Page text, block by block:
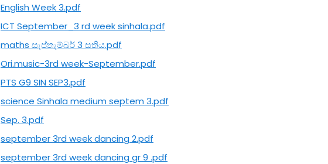
English Week 3.pdf
ICT September_3 rd week sinhala.pdf
maths සැප්තැම්බර් 3 සතිය.pdf
Ori.music-3rd week-September.pdf
PTS G9 SIN SEP3.pdf
science Sinhala medium septem 3.pdf
Sep. 3.pdf
september 3rd week dancing 2.pdf
september 3rd week dancing gr 9 .pdf